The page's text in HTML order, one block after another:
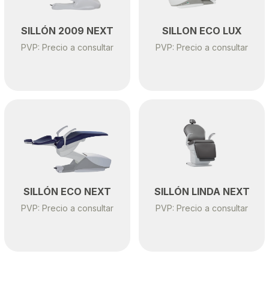
SILLÓN 2009 NEXT
PVP: Precio a consultar
SILLON ECO LUX
PVP: Precio a consultar
SILLÓN ECO NEXT
PVP: Precio a consultar
SILLÓN LINDA NEXT
PVP: Precio a consultar